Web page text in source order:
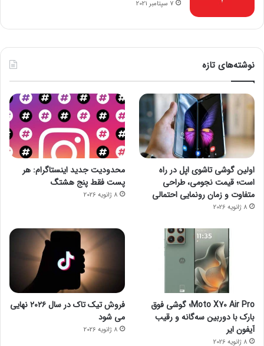
7 سپتامبر 2021
نوشته‌های تازه
اولین گوشی تاشوی اپل در راه
است؛ قیمت نجومی، طراحی
متفاوت و زمان رونمایی احتمالی
8 ژانویه 2026
محدودیت جدید اینستاگرام: هر
پست فقط پنج هشتگ
8 ژانویه 2026
Moto X70 Air Pro؛ گوشی فوق
بارک با دوربین سه‌گانه و رقیب
آیفون ایر
8 ژانویه 2026
فروش تیک تاک در سال ۲۰۲۶ نهایی
می شود
8 ژانویه 2026